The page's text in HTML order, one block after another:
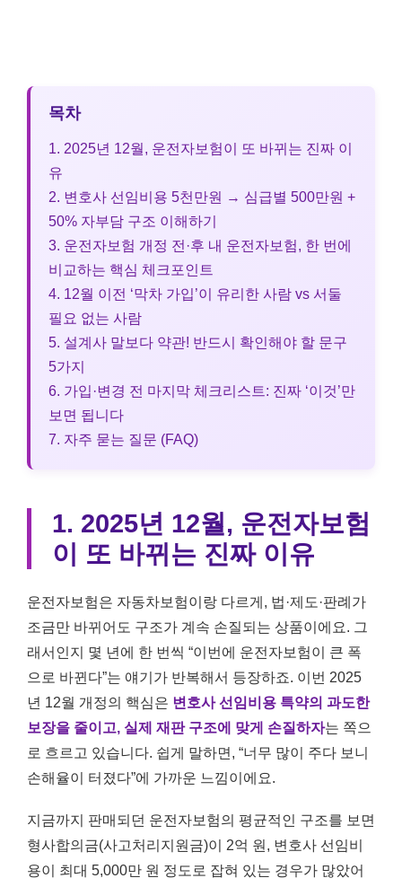
목차
1. 2025년 12월, 운전자보험이 또 바뀌는 진짜 이
유
2. 변호사 선임비용 5천만원 → 심급별 500만원 +
50% 자부담 구조 이해하기
3. 운전자보험 개정 전·후 내 운전자보험, 한 번에
비교하는 핵심 체크포인트
4. 12월 이전 ‘막차 가입’이 유리한 사람 vs 서둘
필요 없는 사람
5. 설계사 말보다 약관! 반드시 확인해야 할 문구
5가지
6. 가입·변경 전 마지막 체크리스트: 진짜 ‘이것’만
보면 됩니다
7. 자주 묻는 질문 (FAQ)
1. 2025년 12월, 운전자보험
이 또 바뀌는 진짜 이유
운전자보험은 자동차보험이랑 다르게, 법·제도·판례가
조금만 바뀌어도 구조가 계속 손질되는 상품이에요. 그
래서인지 몇 년에 한 번씩 “이번에 운전자보험이 큰 폭
으로 바뀐다”는 얘기가 반복해서 등장하죠. 이번 2025
년 12월 개정의 핵심은 변호사 선임비용 특약의 과도한
보장을 줄이고, 실제 재판 구조에 맞게 손질하자는 쪽으
로 흐르고 있습니다. 쉽게 말하면, “너무 많이 주다 보니
손해율이 터졌다”에 가까운 느낌이에요.
지금까지 판매되던 운전자보험의 평균적인 구조를 보면
형사합의금(사고처리지원금)이 2억 원, 변호사 선임비
용이 최대 5,000만 원 정도로 잡혀 있는 경우가 많았어